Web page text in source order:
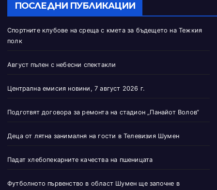
ПОСЛЕДНИ ПУБЛИКАЦИИ
Спортните клубове на среща с кмета за бъдещето на Тежкия
полк
Август пълен с небесни спектакли
Централна емисия новини, 7 август 2026 г.
Подготвят договора за ремонта на стадион „Панайот Волов“
Деца от лятна занималня на гости в Телевизия Шумен
Падат хлебопекарните качества на пшеницата
Футболното първенство в област Шумен ще започне в